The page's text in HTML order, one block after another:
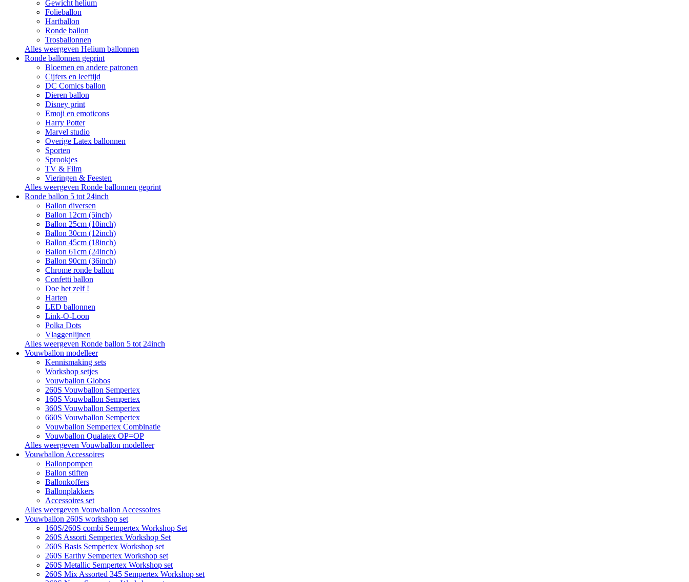
Gewicht helium
Folieballon
Hartballon
Ronde ballon
Trosballonnen
Alles weergeven Helium ballonnen
Ronde ballonnen geprint
Bloemen en andere patronen
Cijfers en leeftijd
DC Comics ballon
Dieren ballon
Disney print
Emoji en emoticons
Harry Potter
Marvel studio
Overige Latex ballonnen
Sporten
Sprookjes
TV & Film
Vieringen & Feesten
Alles weergeven Ronde ballonnen geprint
Ronde ballon 5 tot 24inch
Ballon diversen
Ballon 12cm (5inch)
Ballon 25cm (10inch)
Ballon 30cm (12inch)
Ballon 45cm (18inch)
Ballon 61cm (24inch)
Ballon 90cm (36inch)
Chrome ronde ballon
Confetti ballon
Doe het zelf !
Harten
LED ballonnen
Link-O-Loon
Polka Dots
Vlaggenlijnen
Alles weergeven Ronde ballon 5 tot 24inch
Vouwballon modelleer
Kennismaking sets
Workshop setjes
Vouwballon Globos
260S Vouwballon Sempertex
160S Vouwballon Sempertex
360S Vouwballon Sempertex
660S Vouwballon Sempertex
Vouwballon Sempertex Combinatie
Vouwballon Qualatex OP=OP
Alles weergeven Vouwballon modelleer
Vouwballon Accessoires
Ballonpompen
Ballon stiften
Ballonkoffers
Ballonplakkers
Accessoires set
Alles weergeven Vouwballon Accessoires
Vouwballon 260S workshop set
160S/260S combi Sempertex Workshop Set
260S Assorti Sempertex Workshop Set
260S Basis Sempertex Workshop set
260S Earthy Sempertex Workshop set
260S Metallic Sempertex Workshop set
260S Mix Assorted 345 Sempertex Workshop set